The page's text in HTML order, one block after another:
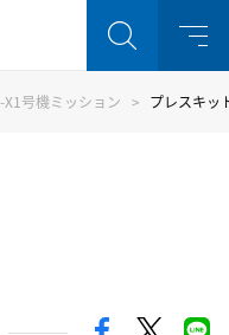
X1号機ミッション プレスキッ